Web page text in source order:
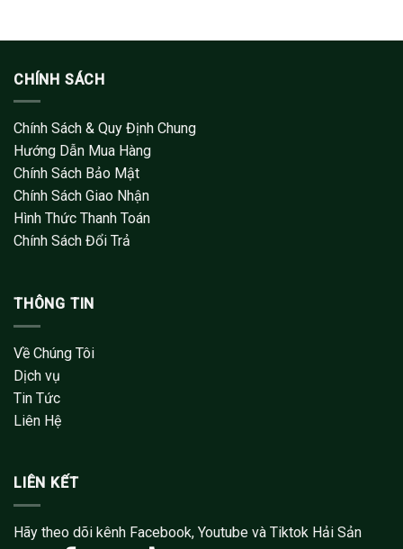
CHÍNH SÁCH
Chính Sách & Quy Định Chung
Hướng Dẫn Mua Hàng
Chính Sách Bảo Mật
Chính Sách Giao Nhận
Hình Thức Thanh Toán
Chính Sách Đổi Trả
THÔNG TIN
Về Chúng Tôi
Dịch vụ
Tin Tức
Liên Hệ
LIÊN KẾT
Hãy theo dõi kênh Facebook, Youtube và Tiktok Hải Sản